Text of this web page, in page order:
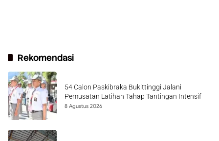
Rekomendasi
54 Calon Paskibraka Bukittinggi Jalani
Pemusatan Latihan Tahap Tantingan Intensif
8 Agustus 2026